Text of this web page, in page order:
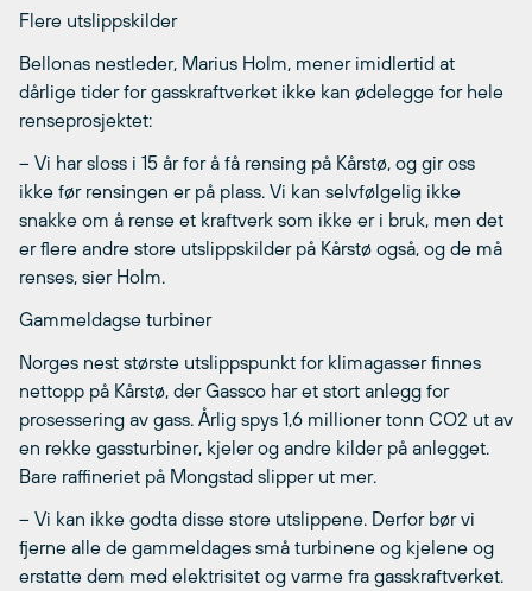
Flere utslippskilder
Bellonas nestleder, Marius Holm, mener imidlertid at
dårlige tider for gasskraftverket ikke kan ødelegge for hele
renseprosjektet:
– Vi har sloss i 15 år for å få rensing på Kårstø, og gir oss
ikke før rensingen er på plass. Vi kan selvfølgelig ikke
snakke om å rense et kraftverk som ikke er i bruk, men det
er flere andre store utslippskilder på Kårstø også, og de må
renses, sier Holm.
Gammeldagse turbiner
Norges nest største utslippspunkt for klimagasser finnes
nettopp på Kårstø, der Gassco har et stort anlegg for
prosessering av gass. Årlig spys 1,6 millioner tonn CO2 ut av
en rekke gassturbiner, kjeler og andre kilder på anlegget.
Bare raffineriet på Mongstad slipper ut mer.
– Vi kan ikke godta disse store utslippene. Derfor bør vi
fjerne alle de gammeldages små turbinene og kjelene og
erstatte dem med elektrisitet og varme fra gasskraftverket.